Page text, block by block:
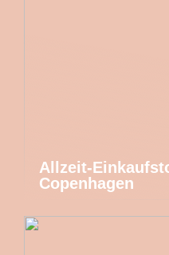
Allzeit-
Copenhagen